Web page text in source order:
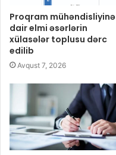
Proqram mühəndisliyinə
dair elmi əsərlərin
xülasələr toplusu dərc
edilib
Avqust 7, 2026